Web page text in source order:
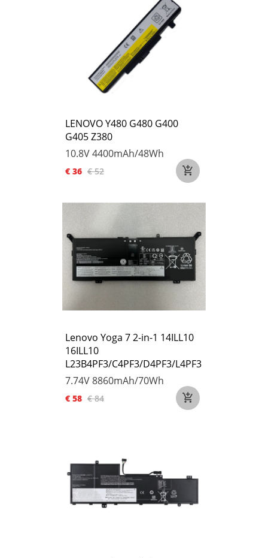
LENOVO Y480 G480 G400
G405 Z380
10.8V4400mAh/48Wh
€ 36 € 52
Lenovo Yoga 7 2-in-1 14ILL10
16ILL10
L23B4PF3/C4PF3/D4PF3/L4PF3
7.74V8860mAh/70Wh
€ 58 € 84